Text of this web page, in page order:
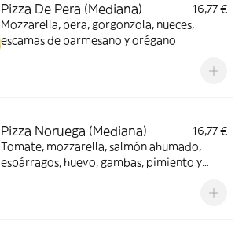
Pizza De Pera (Mediana)
16,77 €
Mozzarella, pera, gorgonzola, nueces,
escamas de parmesano y orégano
Pizza Noruega (Mediana)
16,77 €
Tomate, mozzarella, salmón ahumado,
espárragos, huevo, gambas, pimiento y